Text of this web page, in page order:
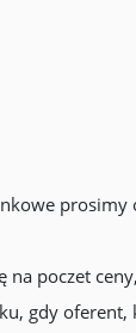
na poczet ceny,
gdy oferent,